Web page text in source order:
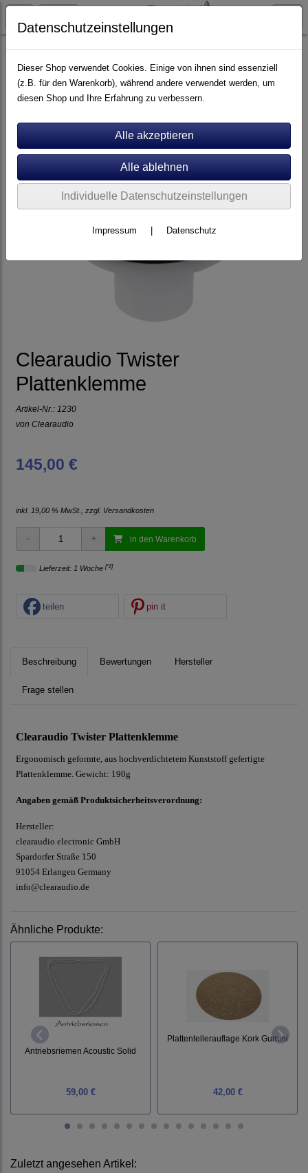
Plattenspieler Zubehör
Clearaudio Twister
Plattenklemme
Artikel-Nr.: 1230
von Clearaudio
145,00 €
inkl. 19,00 % MwSt., zzgl. Versandkosten
in den Warenkorb
Lieferzeit: 1 Woche [*2]
teilen pin it
Beschreibung Bewertungen Hersteller
Frage stellen
Clearaudio Twister Plattenklemme
Ergonomisch geformte, aus hochverdichtetem Kunststoff gefertigte
Plattenklemme. Gewicht: 190g
Angaben gemäß Produktsicherheitsverordnung:
Hersteller:
clearaudio electronic GmbH
Spardorfer Straße 150
91054 Erlangen Germany
info@clearaudio.de
Ähnliche Produkte:
Antriebsriemen Acoustic Solid
59,00 €
Plattentellerauflage Kork Gummi
42,00 €
Zuletzt angesehen Artikel:
Datenschutzeinstellungen
Dieser Shop verwendet Cookies. Einige von ihnen sind essenziell
(z.B. für den Warenkorb), während andere verwendet werden, um
diesen Shop und Ihre Erfahrung zu verbessern.
Individuelle Datenschutzeinstellungen
Impressum Datenschutz